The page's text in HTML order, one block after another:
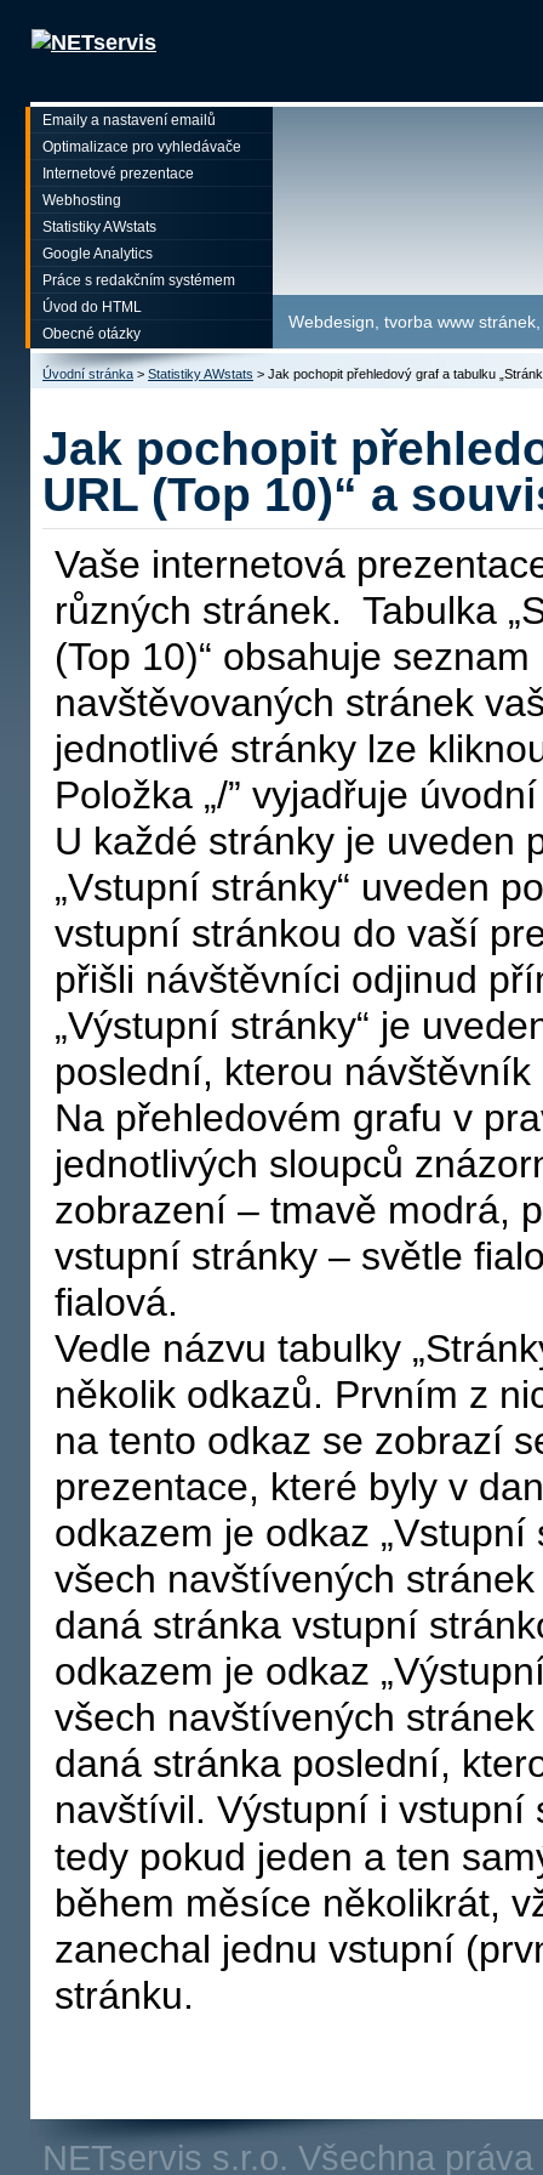
Jak pochopit
URL (Top 10)“ a
Vaše internetová
různých stránek. Tabulka
(Top 10)“ obsahuje
navštěvovaných stránek
jednotlivé stránky lze
Položka „/” vyjadřuje
U každé stránky je uveden
„Vstupní stránky“ uveden
vstupní stránkou do vaší
přišli návštěvníci odjinud
„Výstupní stránky“ je
poslední, kterou
Na přehledovém grafu v
jednotlivých sloupců
zobrazení – tmavě modrá,
vstupní stránky – světle
fialová.
Vedle názvu tabulky
několik odkazů. Prvním z
na tento odkaz se zobrazí
prezentace, které byly v
odkazem je odkaz
všech navštívených
daná stránka vstupní
odkazem je odkaz
všech navštívených
daná stránka poslední,
navštívil. Výstupní i
tedy pokud jeden a ten
během měsíce několikrát,
zanechal jednu vstupní
stránku.
Úvodní stránka > Statistiky AWstats > Jak pochopit přehledový graf a tabulku
Emaily a nastavení emailů
Optimalizace pro vyhledávače
Internetové prezentace
Webhosting
Statistiky AWstats
Google Analytics
Práce s redakčním systémem
Úvod do HTML
Obecné otázky
Webdesign, tvorba www
NETservis s.r.o. Všechna